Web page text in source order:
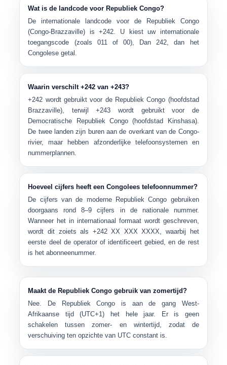
Wat is de landcode voor Republiek Congo?
De internationale landcode voor de
Republiek Congo
(Congo-Brazzaville) is+242. U kiest uw internationale
toegangscode (zoals 011of00), Dan242, dan het
Congolese getal.
Waarin verschilt +242 van +243?
+242 wordt gebruikt voor de Republiek Congo (hoofdstad
Brazzaville), terwijl+243 wordt gebruikt voor de
Democratische Republiek Congo (hoofdstad Kinshasa).
De twee landen zijn buren aan de overkant van de Congo-
rivier, maar hebben afzonderlijke telefoonsystemen en
nummerplannen.
Hoeveel cijfers heeft een Congolees telefoonnummer?
De cijfers van de moderne Republiek Congo gebruiken
doorgaans rond8–9 cijfers in de nationale nummer.
Wanneer het in internationaal formaat wordt geschreven,
wordt dit zoiets als +242 XX XXX XXXX, waarbij het
eerste deel de operator of identificeert gebied, en de rest
is het abonneenummer.
Maakt de Republiek Congo gebruik van zomertijd?
Nee. De Republiek Congo is aan de gang West-
Afrikaanse tijd (UTC+1) het hele jaar. Er is geen
schakelen tussen zomer- en wintertijd, zodat de
verschuiving ten opzichte van UTC constant is.